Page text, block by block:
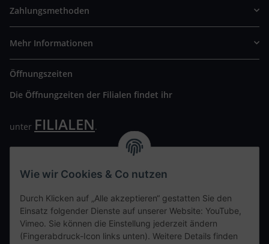
Zahlungsmethoden
Mehr Informationen
Öffnungszeiten
Die Öffnungzeiten der Filialen findet ihr
unter FILIALEN.
Wir freuen uns auf Euren Besuch. Bitte beachtet die
Kontaktdaten
Wie wir Cookies & Co nutzen
Durch Klicken auf „Alle akzeptieren“ gestatten Sie den
Einsatz folgender Dienste auf unserer Website: YouTube,
Vimeo. Sie können die Einstellung jederzeit ändern
(Fingerabdruck-Icon links unten). Weitere Details finden